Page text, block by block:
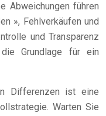
Abweichungen führen
», Fehlverkäufen und
und Transparenz
Grundlage für ein
Differenzen ist eine
Warten Sie